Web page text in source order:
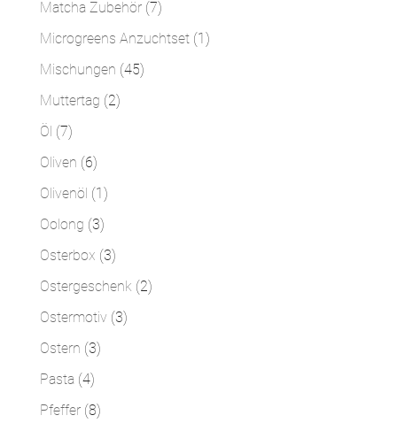
Matcha Zubehör 77
Produkte
Microgreens Anzuchtset 11
Mischungen 4545
Muttertag 22
Öl 77
Produkte
Oliven 66
Produkte
Olivenöl 11
Produkt
Oolong 33
Produkte
Osterbox 33
Produkte
Ostergeschenk 22
Ostermotiv 33
Ostern 33
Pasta 44
Produkte
Pfeffer 88